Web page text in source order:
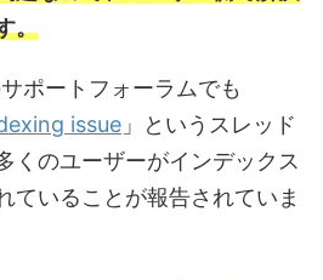
。
ポートフォーラムでも
issue 」というスレッド
くのユーザーがインデックス
ていることが報告されていま